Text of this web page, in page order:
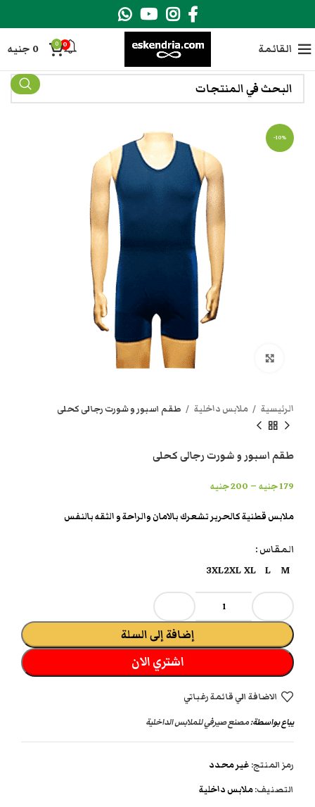
القائمة 0
0
0 جنيه
-10%
انقر هنا لتكبير الصورة
الرئيسية ملابس داخلية طقم اسبور و شورت رجالى كحلى
طقم اسبور و شورت رجالى كحلى
179جنيه –
200جنيه
ملابس قطنية كالحرير تشعرك بالامان والراحة و الثقه بالنفس
المقاس
M
L
XL
2XL
3XL
إضافة إلى السلة
اشتري الان
الاضافة الي قائمة رغباتي
يباع بواسطة:مصنع صيرفي للملابس الداخلية
رمز المنتج: غير محدد
التصنيف:ملابس داخلية